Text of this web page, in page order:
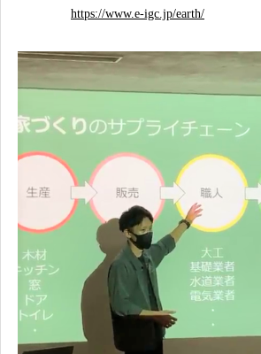
https://www.e-igc.jp/earth/